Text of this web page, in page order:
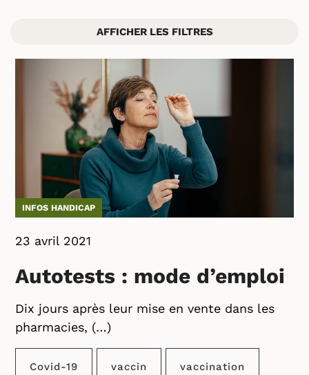
AFFICHER LES FILTRES
INFOS HANDICAP
23 avril 2021
Autotests : mode d’emploi
Dix jours après leur mise en vente dans les
pharmacies, (…)
Covid-19 vaccin vaccination